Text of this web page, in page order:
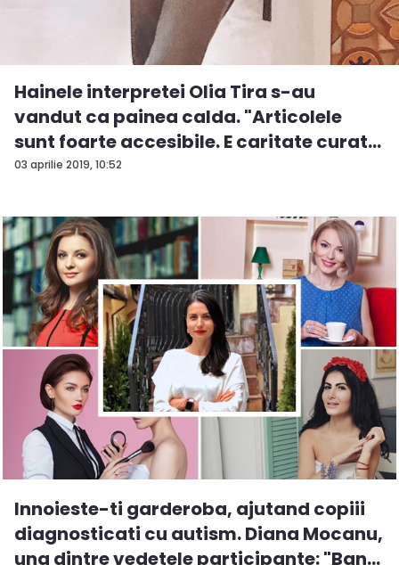
03 aprilie 2019, 10:52
Hainele interpretei Olia Tira s-au
vandut ca painea calda. "Articolele
sunt foarte accesibile. E caritate curat...
Innoieste-ti garderoba, ajutand copiii
diagnosticati cu autism. Diana Mocanu,
una dintre vedetele participante: "Ban...